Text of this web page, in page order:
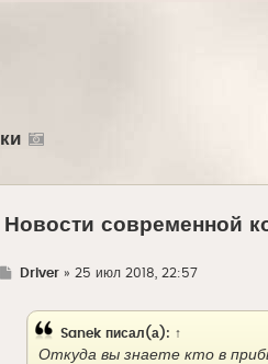
Новости современной
ГDriver» 25 июл 2018, 22:57
Sanekписал(а): ↑
Откуда вы знаете кто в